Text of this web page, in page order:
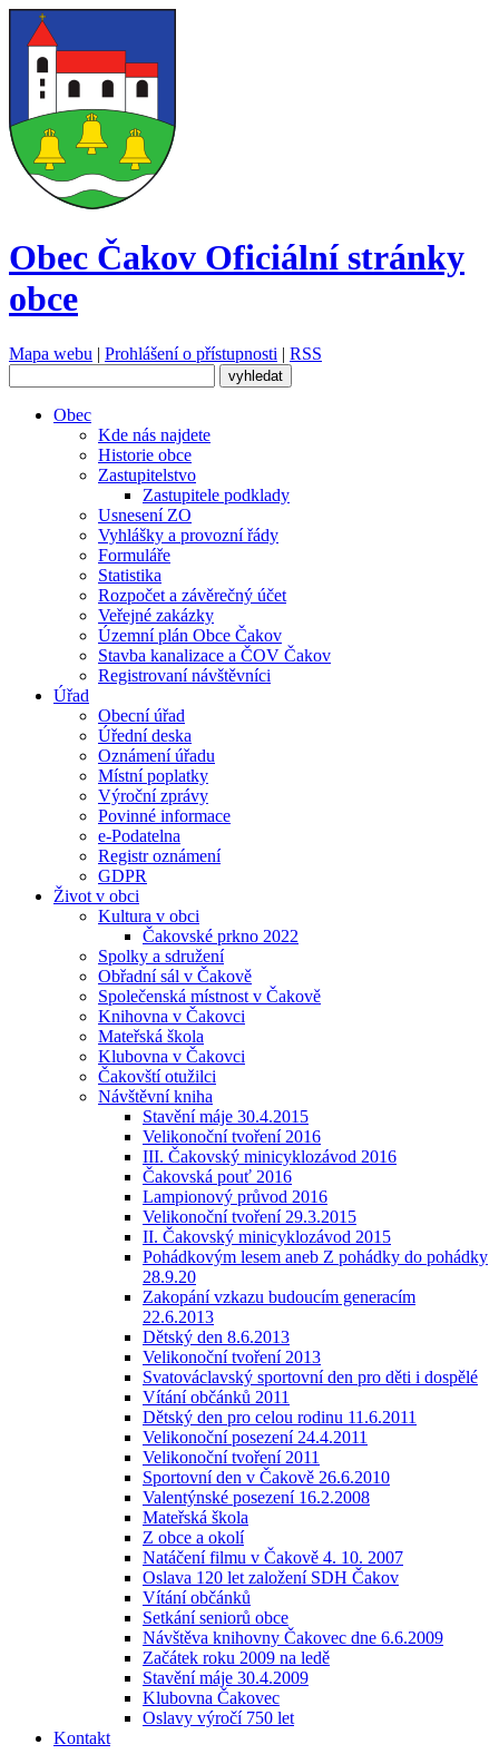
Obec Čakov Oficiální stránky
obce
Mapa webu | Prohlášení o přístupnosti | RSS
Obec
Kde nás najdete
Historie obce
Zastupitelstvo
Zastupitele podklady
Usnesení ZO
Vyhlášky a provozní řády
Formuláře
Statistika
Rozpočet a závěrečný účet
Veřejné zakázky
Územní plán Obce Čakov
Stavba kanalizace a ČOV Čakov
Registrovaní návštěvníci
Úřad
Obecní úřad
Úřední deska
Oznámení úřadu
Místní poplatky
Výroční zprávy
Povinné informace
e-Podatelna
Registr oznámení
GDPR
Život v obci
Kultura v obci
Čakovské prkno 2022
Spolky a sdružení
Obřadní sál v Čakově
Společenská místnost v Čakově
Knihovna v Čakovci
Mateřská škola
Klubovna v Čakovci
Čakovští otužilci
Návštěvní kniha
Stavění máje 30.4.2015
Velikonoční tvoření 2016
III. Čakovský minicyklozávod 2016
Čakovská pouť 2016
Lampionový průvod 2016
Velikonoční tvoření 29.3.2015
II. Čakovský minicyklozávod 2015
Pohádkovým lesem aneb Z pohádky do pohádky
28.9.20
Zakopání vzkazu budoucím generacím
22.6.2013
Dětský den 8.6.2013
Velikonoční tvoření 2013
Svatováclavský sportovní den pro děti i dospělé
Vítání občánků 2011
Dětský den pro celou rodinu 11.6.2011
Velikonoční posezení 24.4.2011
Velikonoční tvoření 2011
Sportovní den v Čakově 26.6.2010
Valentýnské posezení 16.2.2008
Mateřská škola
Z obce a okolí
Natáčení filmu v Čakově 4. 10. 2007
Oslava 120 let založení SDH Čakov
Vítání občánků
Setkání seniorů obce
Návštěva knihovny Čakovec dne 6.6.2009
Začátek roku 2009 na ledě
Stavění máje 30.4.2009
Klubovna Čakovec
Oslavy výročí 750 let
Kontakt